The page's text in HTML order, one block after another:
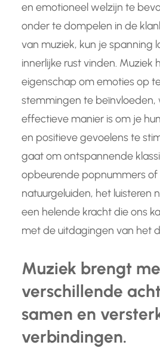
en emotioneel welzijn te
onder te dompelen in de
van muziek, kun je spanning
innerlijke rust vinden. Muziek
eigenschap om emoties op
stemmingen te beïnvloeden,
effectieve manier is om je
en positieve gevoelens te
gaat om ontspannende
opbeurende popnummers
natuurgeluiden, het luisteren
een helende kracht die ons
met de uitdagingen van het
Muziek brengt
verschillende
samen en
verbindingen.